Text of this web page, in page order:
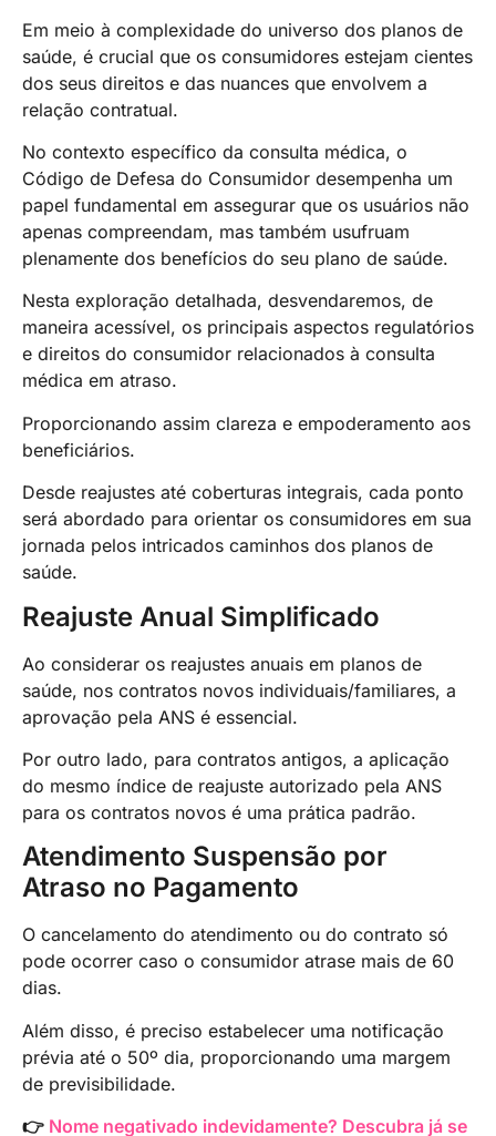
Em meio à complexidade do universo dos planos de
saúde, é crucial que os consumidores estejam cientes
dos seus direitos e das nuances que envolvem a
relação contratual.
No contexto específico da consulta médica, o
Código de Defesa do Consumidor desempenha um
papel fundamental em assegurar que os usuários não
apenas compreendam, mas também usufruam
plenamente dos benefícios do seu plano de saúde.
Nesta exploração detalhada, desvendaremos, de
maneira acessível, os principais aspectos regulatórios
e direitos do consumidor relacionados à consulta
médica em atraso.
Proporcionando assim clareza e empoderamento aos
beneficiários.
Desde reajustes até coberturas integrais, cada ponto
será abordado para orientar os consumidores em sua
jornada pelos intricados caminhos dos planos de
saúde.
Reajuste Anual Simplificado
Ao considerar os reajustes anuais em planos de
saúde, nos contratos novos individuais/familiares, a
aprovação pela ANS é essencial.
Por outro lado, para contratos antigos, a aplicação
do mesmo índice de reajuste autorizado pela ANS
para os contratos novos é uma prática padrão.
Atendimento Suspensão por
Atraso no Pagamento
O cancelamento do atendimento ou do contrato só
pode ocorrer caso o consumidor atrase mais de 60
dias.
Além disso, é preciso estabelecer uma notificação
prévia até o 50º dia, proporcionando uma margem
de previsibilidade.
👉 Nome negativado indevidamente? Descubra já se